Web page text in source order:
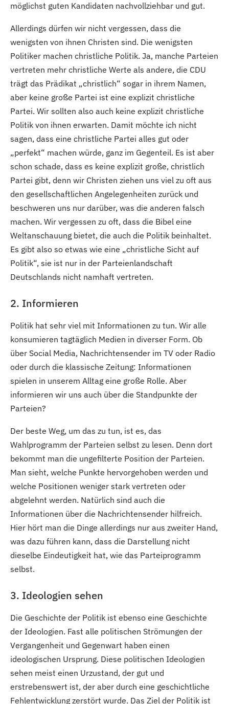
möglichst guten Kandidaten nachvollziehbar und gut.
Allerdings dürfen wir nicht vergessen, dass die
wenigsten von ihnen Christen sind. Die wenigsten
Politiker machen christliche Politik. Ja, manche Parteien
vertreten mehr christliche Werte als andere, die CDU
trägt das Prädikat „christlich“ sogar in ihrem Namen,
aber keine große Partei ist eine explizit christliche
Partei. Wir sollten also auch keine explizit christliche
Politik von ihnen erwarten. Damit möchte ich nicht
sagen, dass eine christliche Partei alles gut oder
„perfekt“ machen würde, ganz im Gegenteil. Es ist aber
schon schade, dass es keine explizit große, christlich
Partei gibt, denn wir Christen ziehen uns viel zu oft aus
den gesellschaftlichen Angelegenheiten zurück und
beschweren uns nur darüber, was die anderen falsch
machen. Wir vergessen zu oft, dass die Bibel eine
Weltanschauung bietet, die auch die Politik beinhaltet.
Es gibt also so etwas wie eine „christliche Sicht auf
Politik“, sie ist nur in der Parteienlandschaft
Deutschlands nicht namhaft vertreten.
2. Informieren
Politik hat sehr viel mit Informationen zu tun. Wir alle
konsumieren tagtäglich Medien in diverser Form. Ob
über Social Media, Nachrichtensender im TV oder Radio
oder durch die klassische Zeitung: Informationen
spielen in unserem Alltag eine große Rolle. Aber
informieren wir uns auch über die Standpunkte der
Parteien?
Der beste Weg, um das zu tun, ist es, das
Wahlprogramm der Parteien selbst zu lesen. Denn dort
bekommt man die ungefilterte Position der Parteien.
Man sieht, welche Punkte hervorgehoben werden und
welche Positionen weniger stark vertreten oder
abgelehnt werden. Natürlich sind auch die
Informationen über die Nachrichtensender hilfreich.
Hier hört man die Dinge allerdings nur aus zweiter Hand,
was dazu führen kann, dass die Darstellung nicht
dieselbe Eindeutigkeit hat, wie das Parteiprogramm
selbst.
3. Ideologien sehen
Die Geschichte der Politik ist ebenso eine Geschichte
der Ideologien. Fast alle politischen Strömungen der
Vergangenheit und Gegenwart haben einen
ideologischen Ursprung. Diese politischen Ideologien
sehen meist einen Urzustand, der gut und
erstrebenswert ist, der aber durch eine geschichtliche
Fehlentwicklung zerstört wurde. Das Ziel der Politik ist